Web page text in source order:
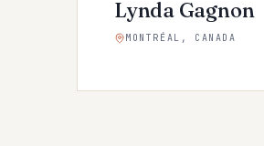
Lynda Gagnon
MONTRÉAL, CANADA